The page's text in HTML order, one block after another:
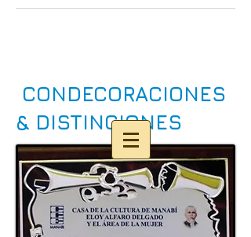
CONDECORACIONES
& DISTINCIONES